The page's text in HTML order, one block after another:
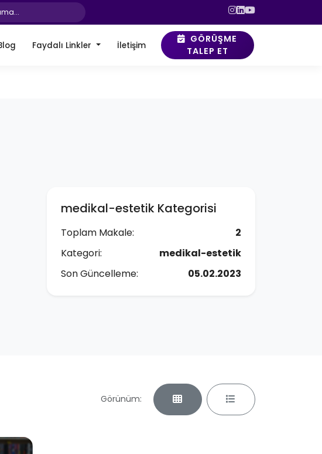
Faydalı Linkler İletişim
GÖRÜŞME
TALEP ET
medikal-estetik Kategorisi
Toplam Makale:
2
Kategori:
medikal-estetik
Son Güncelleme:
05.02.2023
Görünüm: